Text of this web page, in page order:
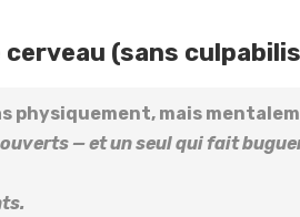
(sans
physiquement, mais
— et un seul qui fait